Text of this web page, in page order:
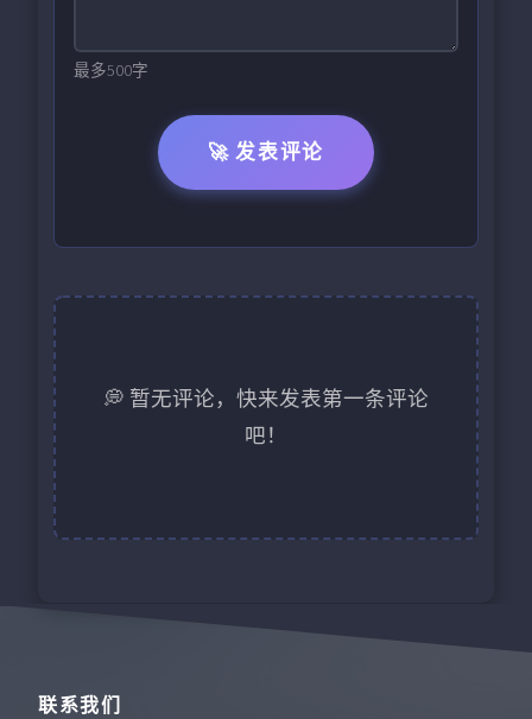
最多500字
🚀 发表评论
💭 暂无评论，快来发表第一条评论
吧！
联系我们